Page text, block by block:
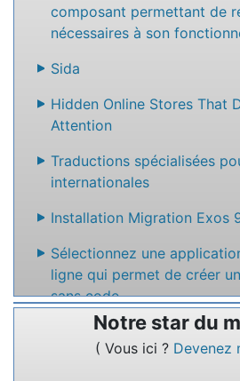
composant permettant de
nécessaires à son
Sida
Hidden Online Stores That
Attention
Traductions spécialisées
internationales
Installation Migration Exos
Sélectionnez une
ligne qui permet de créer
sans code
Nommez un service en
rédiger des textes à
Notre star du
( Vous ici ? Devenez